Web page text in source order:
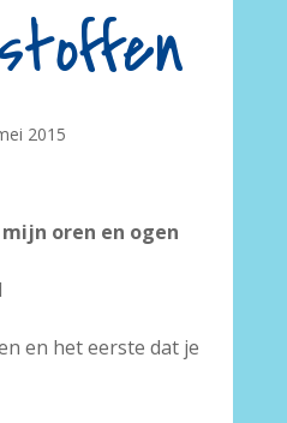
2015
oren en ogen
en het eerste dat je